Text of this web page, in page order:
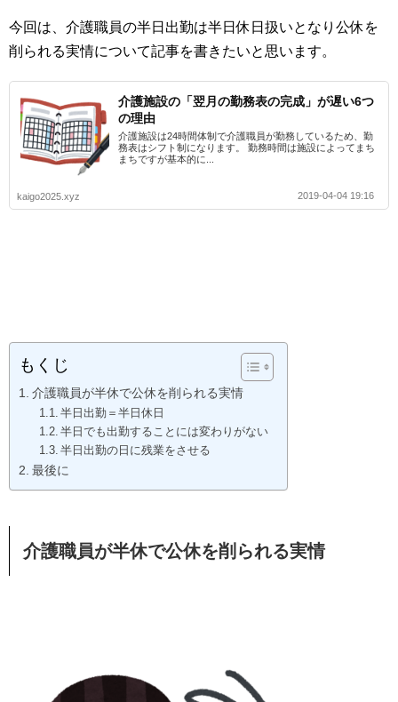
今回は、介護職員の半日出勤は半日休日扱いとなり公休を
削られる実情について記事を書きたいと思います。
介護施設の「翌月の勤務表の完成」が遅い6つ
の理由
介護施設は24時間体制で介護職員が勤務しているため、勤
務表はシフト制になります。 勤務時間は施設によってまち
まちですが基本的に...
kaigo2025.xyz 2019-04-04 19:16
もくじ
介護職員が半休で公休を削られる実情
半日出勤＝半日休日
半日でも出勤することには変わりがない
半日出勤の日に残業をさせる
最後に
介護職員が半休で公休を削られる実情